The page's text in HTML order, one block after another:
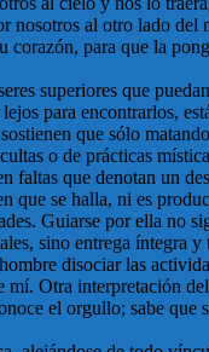
nosotros al otro lado
corazón, para que la
superiores que
para encontrarlos,
que sólo
o de prácticas
faltas que denotan un
se halla, ni es
Guiarse por ella
sino entrega íntegra
disociar las
Otra interpretación
el orgullo; sabe